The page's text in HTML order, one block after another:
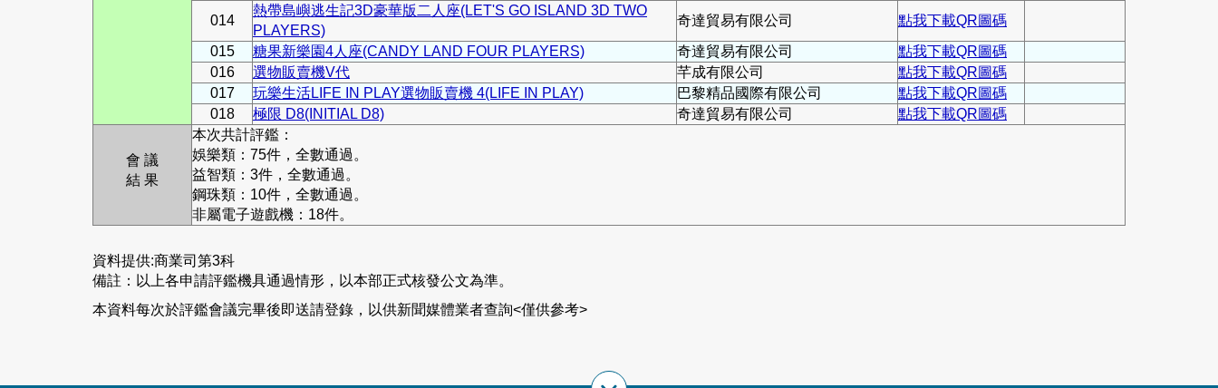
014
熱帶島嶼逃生記3D豪華版二人座(LET'S GO ISLAND 3D TWO
PLAYERS)
奇達貿易有限公司
點我下載QR圖碼
015
糖果新樂園4人座(CANDY LAND FOUR PLAYERS) 奇達貿易有限公司
點我下載QR圖碼
016
選物販賣機V代 芊成有限公司
點我下載QR圖碼
017
玩樂生活LIFE IN PLAY選物販賣機 4(LIFE IN PLAY) 巴黎精品國際有限公司
點我下載QR圖碼
018
極限 D8(INITIAL D8) 奇達貿易有限公司 點我下載QR圖碼
會 議
結 果
本次共計評鑑：
娛樂類：75件，全數通過。
益智類：3件，全數通過。
鋼珠類：10件，全數通過。
非屬電子遊戲機：18件。
資料提供:商業司第3科
備註：以上各申請評鑑機具通過情形，以本部正式核發公文為準。
本資料每次於評鑑會議完畢後即送請登錄，以供新聞媒體業者查詢<僅供參考>